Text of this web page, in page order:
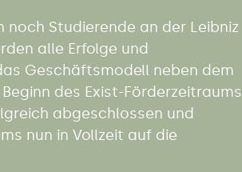
Studierende an der Leibniz
alle Erfolge und
Geschäftsmodell neben dem
des Exist-Förderzeitraums
abgeschlossen und
nun in Vollzeit auf die